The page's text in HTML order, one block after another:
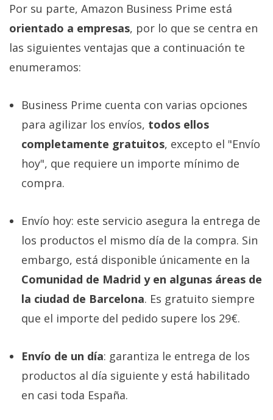
Por su parte, Amazon Business Prime está
orientado a empresas, por lo que se centra en
las siguientes ventajas que a continuación te
enumeramos:
Business Prime cuenta con varias opciones
para agilizar los envíos, todos ellos
completamente gratuitos, excepto el "Envío
hoy", que requiere un importe mínimo de
compra.
Envío hoy: este servicio asegura la entrega de
los productos el mismo día de la compra. Sin
embargo, está disponible únicamente en la
Comunidad de Madrid y en algunas áreas de
la ciudad de Barcelona. Es gratuito siempre
que el importe del pedido supere los 29€.
Envío de un día: garantiza le entrega de los
productos al día siguiente y está habilitado
en casi toda España.